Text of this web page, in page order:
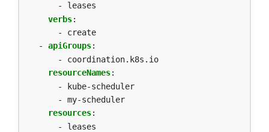
- leases
verbs:
- create
- apiGroups:
- coordination.k8s.io
resourceNames:
- kube-scheduler
- my-scheduler
resources:
- leases